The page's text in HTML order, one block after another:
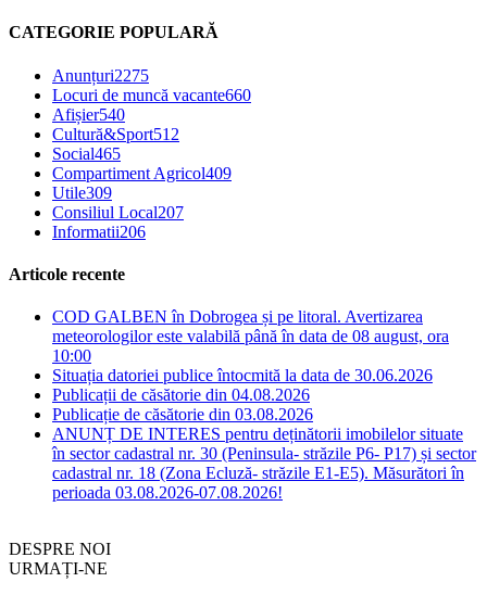
CATEGORIE POPULARĂ
Anunțuri2275
Locuri de muncă vacante660
Afișier540
Cultură&Sport512
Social465
Compartiment Agricol409
Utile309
Consiliul Local207
Informatii206
Articole recente
COD GALBEN în Dobrogea și pe litoral. Avertizarea
meteorologilor este valabilă până în data de 08 august, ora
10:00
Situația datoriei publice întocmită la data de 30.06.2026
Publicații de căsătorie din 04.08.2026
Publicație de căsătorie din 03.08.2026
ANUNȚ DE INTERES pentru deținătorii imobilelor situate
în sector cadastral nr. 30 (Peninsula- străzile P6- P17) și sector
cadastral nr. 18 (Zona Ecluză- străzile E1-E5). Măsurători în
perioada 03.08.2026-07.08.2026!
DESPRE NOI
URMAȚI-NE